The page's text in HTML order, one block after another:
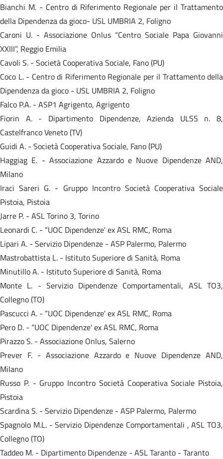
Bianchi M. - Centro di Riferimento Regionale per il Trattamento
della Dipendenza da gioco- USL UMBRIA 2, Foligno
Caroni U. - Associazione Onlus “Centro Sociale Papa Giovanni
XXIII”, Reggio Emilia
Cavoli S. - Società Cooperativa Sociale, Fano (PU)
Coco L. - Centro di Riferimento Regionale per il Trattamento della
Dipendenza da gioco - USL UMBRIA 2, Foligno
Falco P.A. - ASP1 Agrigento, Agrigento
Fiorin A. - Dipartimento Dipendenze, Azienda ULSS n. 8,
Castelfranco Veneto (TV)
Guidi A. - Società Cooperativa Sociale, Fano (PU)
Haggiag E. - Associazione Azzardo e Nuove Dipendenze AND,
Milano
Iraci Sareri G. - Gruppo Incontro Società Cooperativa Sociale
Pistoia, Pistoia
Jarre P. - ASL Torino 3, Torino
Leonardi C. - “UOC Dipendenze' ex ASL RMC, Roma
Lipari A. - Servizio Dipendenze - ASP Palermo, Palermo
Mastrobattista L. - Istituto Superiore di Sanità, Roma
Minutillo A. - Istituto Superiore di Sanità, Roma
Monte L. - Servizio Dipendenze Comportamentali, ASL TO3,
Collegno (TO)
Pascucci A. - “UOC Dipendenze' ex ASL RMC, Roma
Pero D. - “UOC Dipendenze' ex ASL RMC, Roma
Pirazzo S. - Associazione Onlus, Salerno
Prever F. - Associazione Azzardo e Nuove Dipendenze AND,
Milano
Russo P. - Gruppo Incontro Società Cooperativa Sociale Pistoia,
Pistoia
Scardina S. - Servizio Dipendenze - ASP Palermo, Palermo
Spagnolo M.L. - Servizio Dipendenze Comportamentali , ASL TO3,
Collegno (TO)
Taddeo M. - Dipartimento Dipendenze - ASL Taranto - Taranto